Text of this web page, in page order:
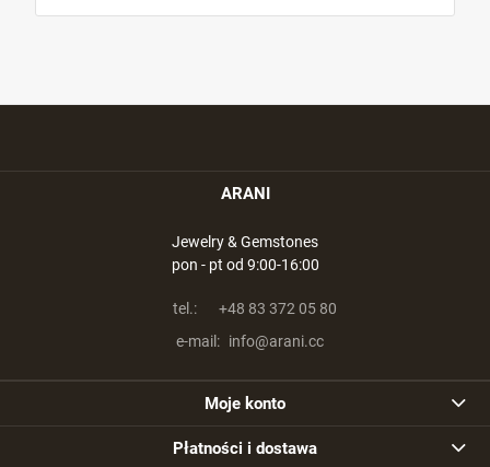
ARANI
Jewelry & Gemstones
pon - pt od 9:00-16:00
tel.:
+48 83 372 05 80
e-mail: info@arani.cc
Moje konto
Płatności i dostawa